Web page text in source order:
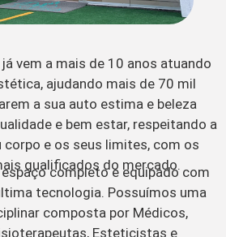
vem a mais de 10 anos atuando
ajudando mais de 70 mil
a sua auto estima e beleza
e bem estar, respeitando a
corpo e os seus limites, com os
qualificados do mercado.
completo e equipado com
tecnologia. Possuímos uma
composta por Médicos,
Esteticistas e